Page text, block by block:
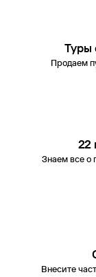
Туры
Продаем
22
Знаем все о
Внесите